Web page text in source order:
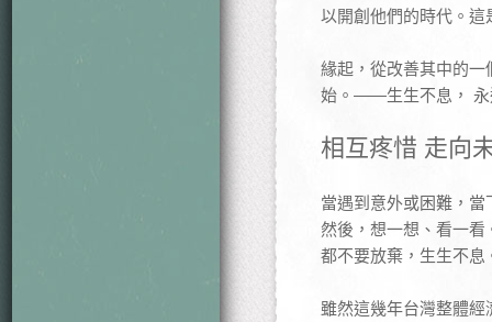
以開創他們的時代。
緣起，從改善其中的
始。——生生不息， 永
相互疼惜 走向
當遇到意外或困難，
然後，想一想、看一
都不要放棄，生生不息
雖然這幾年台灣整體